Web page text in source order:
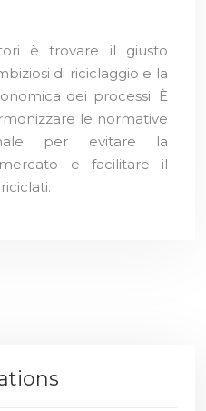
è trovare il giusto
di riciclaggio e la
dei processi. È
le normative
per evitare la
e facilitare il